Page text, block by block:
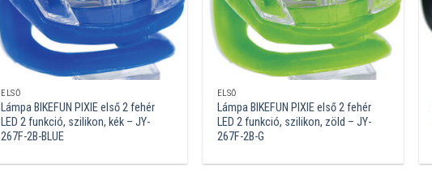
ELSŐ
Lámpa BIKEFUN PIXIE első 2 fehér
LED 2 funkció, szilikon, kék – JY-
267F-2B-BLUE
ELSŐ
Lámpa BIKEFUN PIXIE első 2 fehér
LED 2 funkció, szilikon, zöld – JY-
267F-2B-G